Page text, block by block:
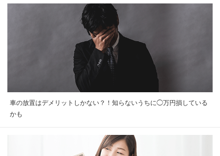
車の放置はデメリットしかない？！知らないうちに◯万円損している
かも